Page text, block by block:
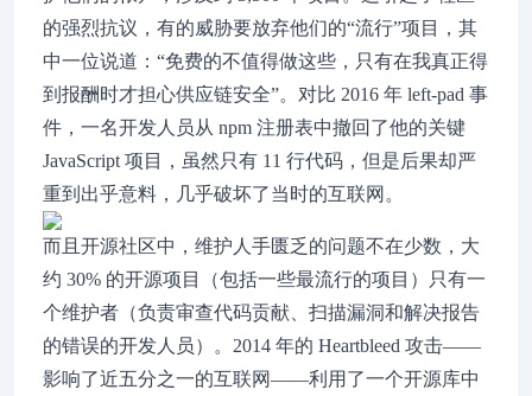
的强烈抗议，有的威胁要放弃他们的“流行”项目，其
中一位说道：“免费的不值得做这些，只有在我真正得
到报酬时才担心供应链安全”。对比 2016 年 left-pad 事
件，一名开发人员从 npm 注册表中撤回了他的关键
JavaScript 项目，虽然只有 11 行代码，但是后果却严
重到出乎意料，几乎破坏了当时的互联网。
而且开源社区中，维护人手匮乏的问题不在少数，大
约 30% 的开源项目（包括一些最流行的项目）只有一
个维护者（负责审查代码贡献、扫描漏洞和解决报告
的错误的开发人员）。2014 年的 Heartbleed 攻击——
影响了近五分之一的互联网——利用了一个开源库中